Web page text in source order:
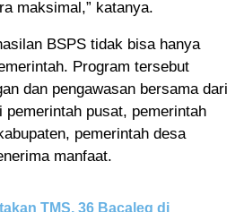
maksimal,” katanya.
BSPS tidak bisa hanya
Program tersebut
dan pengawasan bersama dari
pemerintah pusat, pemerintah
pemerintah desa
manfaat.
TMS, 36 Bacaleg di